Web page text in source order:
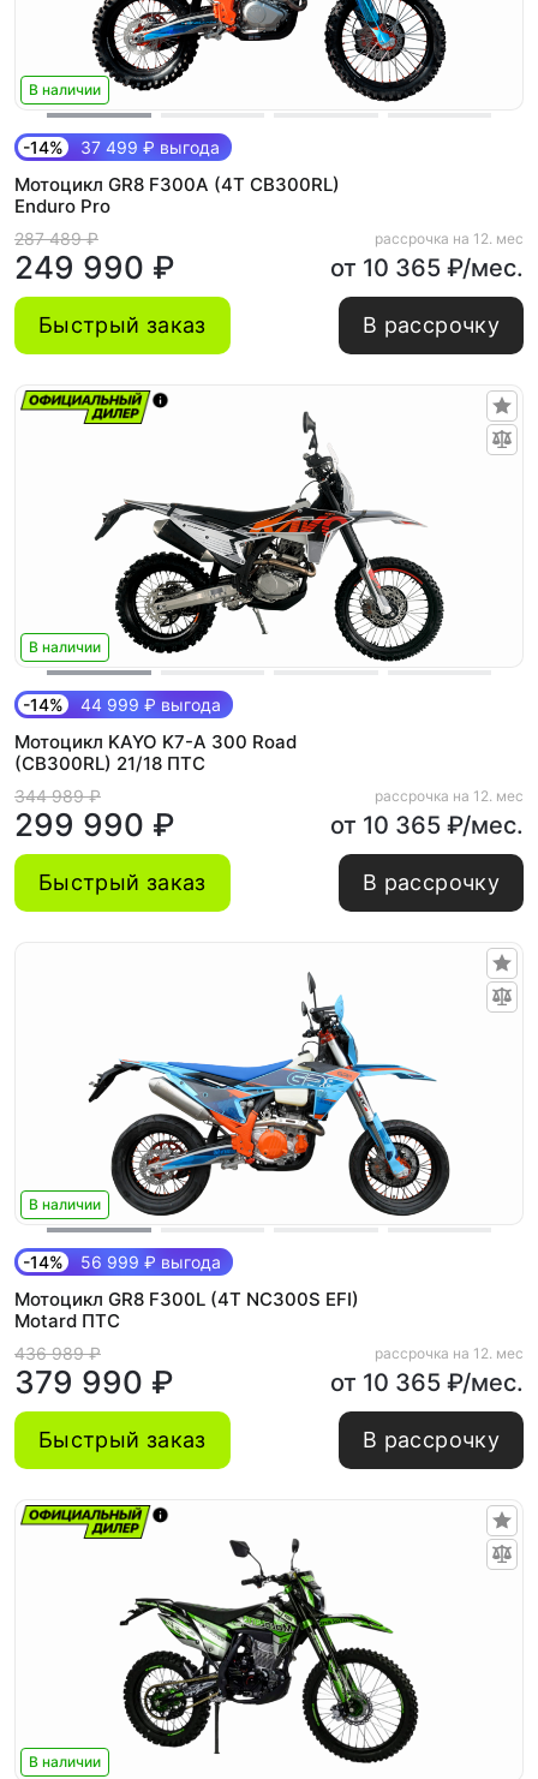
В наличии
-14% 37 499 ₽ выгода
Мотоцикл GR8 F300A (4T CB300RL)
Enduro Pro
287 489 ₽
249 990 ₽
рассрочка на 12. мес
от 10 365 ₽/мес.
Быстрый заказ В рассрочку
В наличии
-14% 44 999 ₽ выгода
Мотоцикл KAYO K7-A 300 Road
(CB300RL) 21/18 ПТС
344 989 ₽
299 990 ₽
рассрочка на 12. мес
от 10 365 ₽/мес.
Быстрый заказ В рассрочку
В наличии
-14% 56 999 ₽ выгода
Мотоцикл GR8 F300L (4T NC300S EFI)
Motard ПТС
436 989 ₽
379 990 ₽
рассрочка на 12. мес
от 10 365 ₽/мес.
Быстрый заказ В рассрочку
В наличии